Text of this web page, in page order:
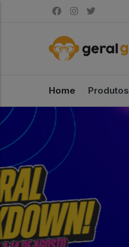
Home Produtos